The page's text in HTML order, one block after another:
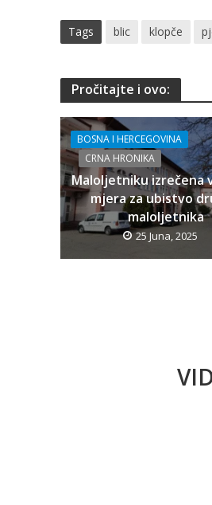
Tags blic klopče
Pročitajte i ovo:
BOSNA I HERCEGOVINA
CRNA HRONIKA
Maloljetniku izrečena
mjera za ubistvo
maloljetnika
25 Juna, 2025